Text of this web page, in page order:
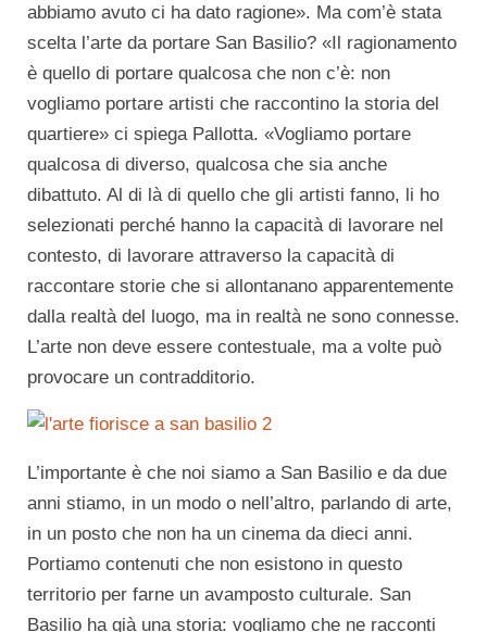
abbiamo avuto ci ha dato ragione». Ma com’è stata
scelta l’arte da portare San Basilio? «Il ragionamento
è quello di portare qualcosa che non c’è: non
vogliamo portare artisti che raccontino la storia del
quartiere» ci spiega Pallotta. «Vogliamo portare
qualcosa di diverso, qualcosa che sia anche
dibattuto. Al di là di quello che gli artisti fanno, li ho
selezionati perché hanno la capacità di lavorare nel
contesto, di lavorare attraverso la capacità di
raccontare storie che si allontanano apparentemente
dalla realtà del luogo, ma in realtà ne sono connesse.
L’arte non deve essere contestuale, ma a volte può
provocare un contradditorio.
L’importante è che noi siamo a San Basilio e da due
anni stiamo, in un modo o nell’altro, parlando di arte,
in un posto che non ha un cinema da dieci anni.
Portiamo contenuti che non esistono in questo
territorio per farne un avamposto culturale. San
Basilio ha già una storia: vogliamo che ne racconti